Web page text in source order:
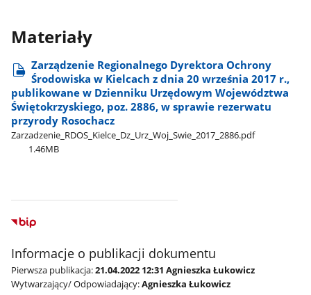
Materiały
Zarządzenie Regionalnego Dyrektora Ochrony
Środowiska w Kielcach z dnia 20 września 2017 r.,
publikowane w Dzienniku Urzędowym Województwa
Świętokrzyskiego, poz. 2886, w sprawie rezerwatu
przyrody Rosochacz
Zarzadzenie​_RDOS​_Kielce​_Dz​_Urz​_Woj​_Swie​_2017​_2886.pdf
1.46MB
Informacje o publikacji dokumentu
Pierwsza publikacja:21.04.2022 12:31 Agnieszka Łukowicz
Wytwarzający/ Odpowiadający:Agnieszka Łukowicz